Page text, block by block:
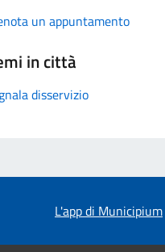
un appuntamento
in città
disservizio
L'app di Municipium